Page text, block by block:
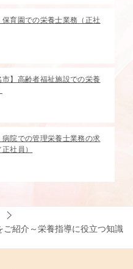
保育園での栄養士業務（正社
市】高齢者福祉施設での栄養
病院での管理栄養士業務の求
社員）
紹介～栄養指導に役立つ知識